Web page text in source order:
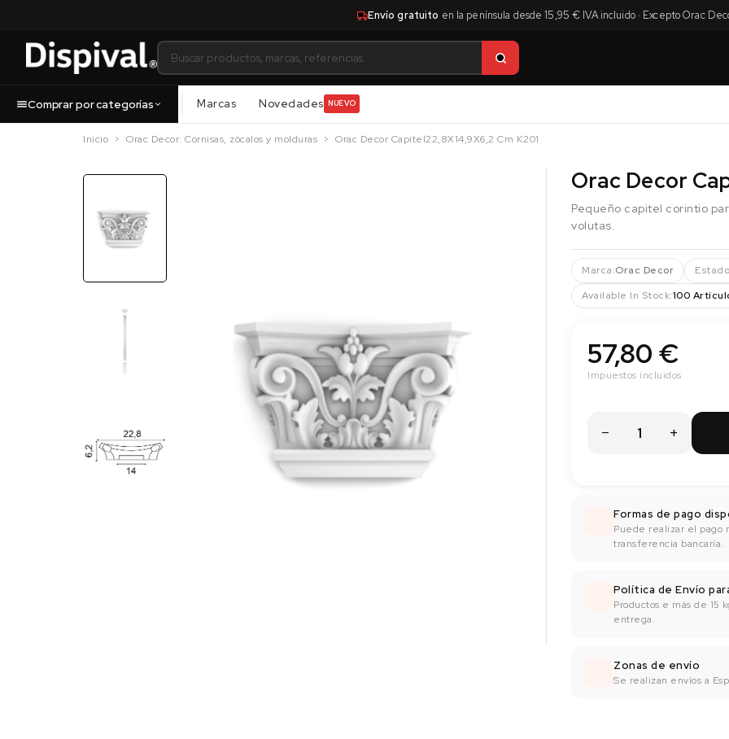
Envío gratuito en la península desde 15,95 € IVA incluido · Excepto Orac
Comprar por categorías Marcas Novedades NUEVO
Inicio Orac Decor: Cornisas, zócalos y molduras Orac Decor Capitel22,8X14,9X6,2 Cm K201
Orac Decor
Pequeño capitel corintio
volutas.
Marca:Orac Decor
Available In Stock:100
57,80 €
Impuestos incluidos
Formas de pago
Puede realizar el pago
transferencia bancaría.
Política de Envío
Productos e más de 15
entrega.
Zonas de envío
Se realizan envíos a